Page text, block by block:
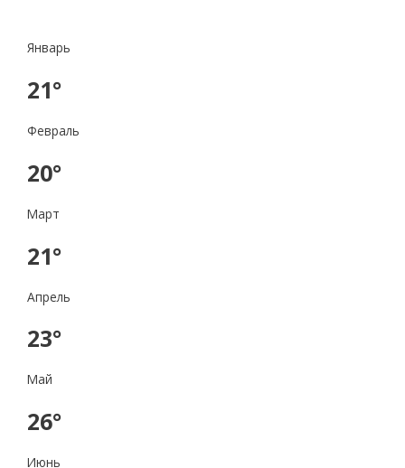
Январь
21°
Февраль
20°
Март
21°
Апрель
23°
Май
26°
Июнь